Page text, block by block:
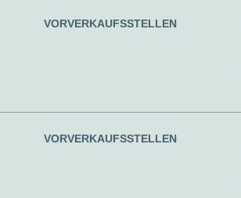
VORVERKAUFSSTELLEN
VORVERKAUFSSTELLEN